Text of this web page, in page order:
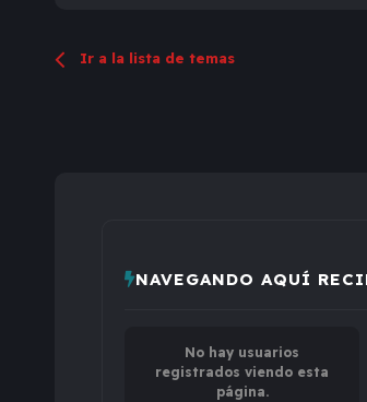
Ir a la lista de temas
NAVEGANDO AQUÍ
No hay usuarios
registrados viendo esta
página.